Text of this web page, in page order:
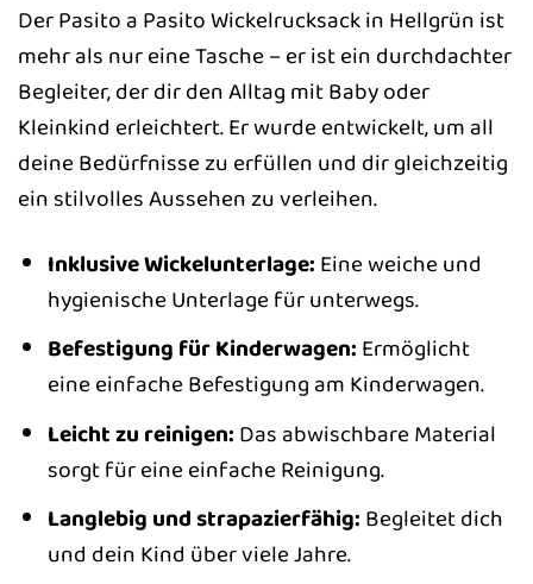
Der Pasito a Pasito Wickelrucksack in Hellgrün ist
mehr als nur eine Tasche – er ist ein durchdachter
Begleiter, der dir den Alltag mit Baby oder
Kleinkind erleichtert. Er wurde entwickelt, um all
deine Bedürfnisse zu erfüllen und dir gleichzeitig
ein stilvolles Aussehen zu verleihen.
Inklusive Wickelunterlage: Eine weiche und
hygienische Unterlage für unterwegs.
Befestigung für Kinderwagen: Ermöglicht
eine einfache Befestigung am Kinderwagen.
Leicht zu reinigen: Das abwischbare Material
sorgt für eine einfache Reinigung.
Langlebig und strapazierfähig: Begleitet dich
und dein Kind über viele Jahre.